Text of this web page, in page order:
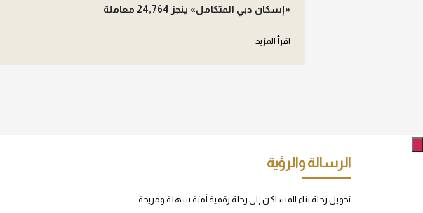
«إسكان دبي المتكامل» ينجز 24,764 معاملة
اقرأ المزيد
الرسالة والرؤية
تحويل رحلة بناء المساكن إلى رحلة رقمية آمنة سهلة ومريحة